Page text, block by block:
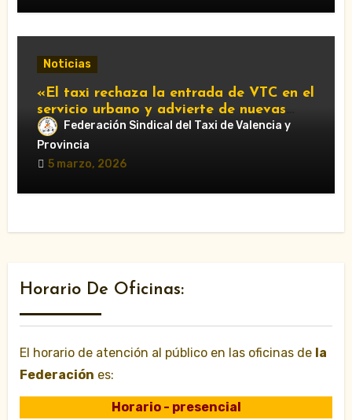
Noticias
«El taxi rechaza la entrada de VTC en el
servicio urbano y advierte de nuevas
movilizaciones»
Federación Sindical del Taxi de Valencia y
Provincia
5 marzo, 2026
Horario De Oficinas:
El horario de atención al público en las oficinas de la
Federación es:
Horario - presencial